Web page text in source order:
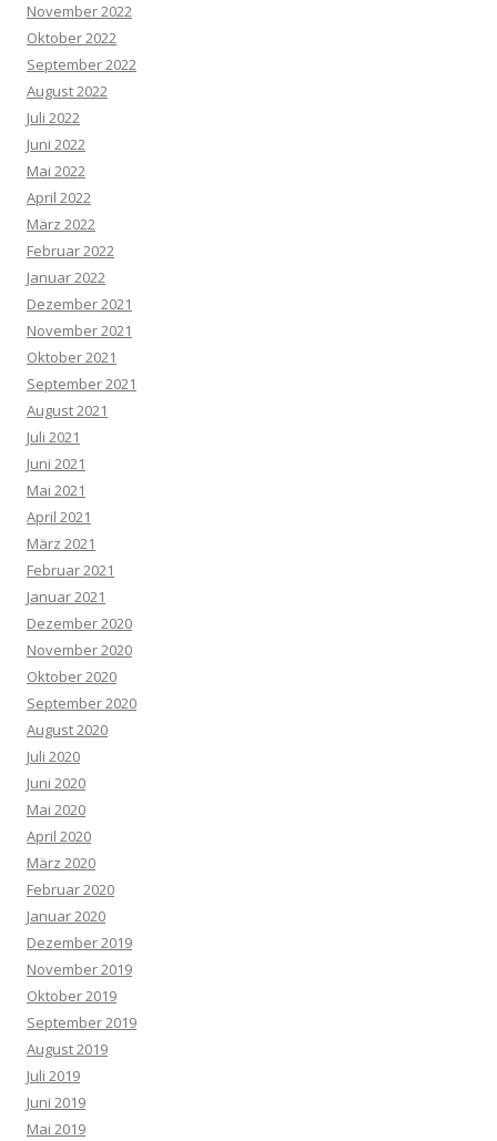
November 2022
Oktober 2022
September 2022
August 2022
Juli 2022
Juni 2022
Mai 2022
April 2022
März 2022
Februar 2022
Januar 2022
Dezember 2021
November 2021
Oktober 2021
September 2021
August 2021
Juli 2021
Juni 2021
Mai 2021
April 2021
März 2021
Februar 2021
Januar 2021
Dezember 2020
November 2020
Oktober 2020
September 2020
August 2020
Juli 2020
Juni 2020
Mai 2020
April 2020
März 2020
Februar 2020
Januar 2020
Dezember 2019
November 2019
Oktober 2019
September 2019
August 2019
Juli 2019
Juni 2019
Mai 2019